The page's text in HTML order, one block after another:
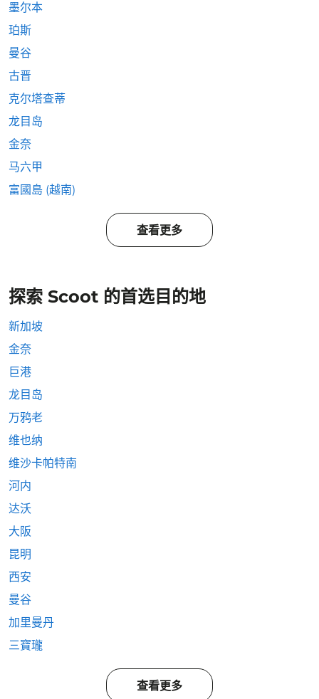
墨尔本
珀斯
曼谷
古晋
克尔塔查蒂
龙目岛
金奈
马六甲
富國島 (越南)
查看更多
探索 Scoot 的首选目的地
新加坡
金奈
巨港
龙目岛
万鸦老
维也纳
维沙卡帕特南
河内
达沃
大阪
昆明
西安
曼谷
加里曼丹
三寶瓏
查看更多